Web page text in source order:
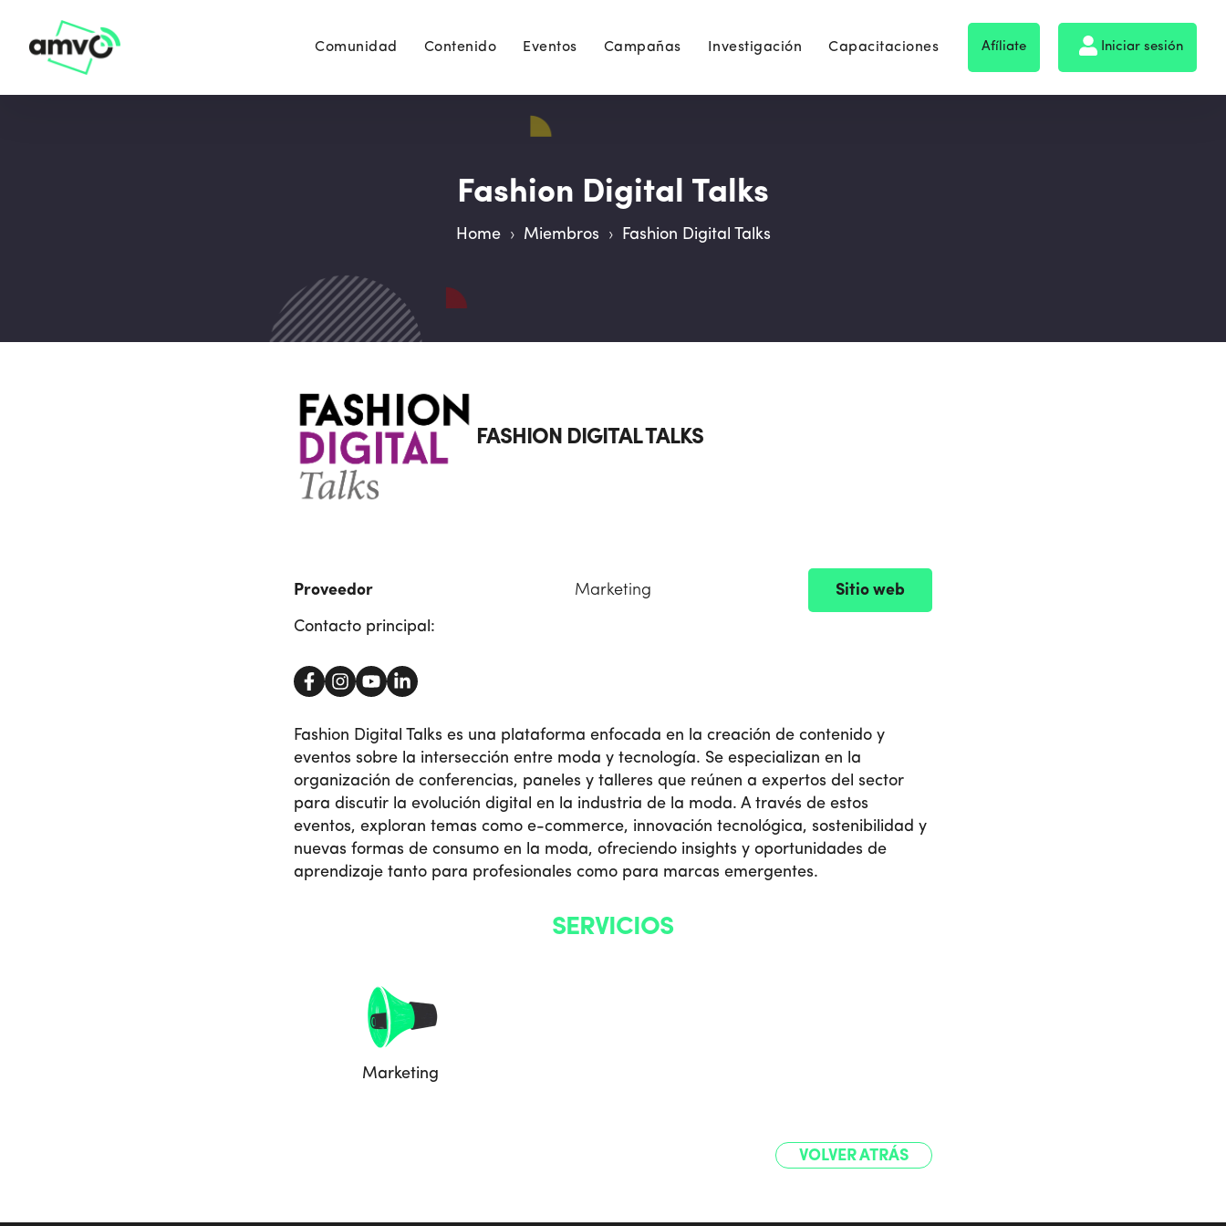
Comunidad Contenido Eventos Campañas Investigación Capacitaciones Afíliate Iniciar sesión
Fashion Digital Talks
Home › Miembros › Fashion Digital Talks
FASHION DIGITAL TALKS
Proveedor Marketing Sitio web
Contacto principal:
Fashion Digital Talks es una plataforma enfocada en la creación de contenido y
eventos sobre la intersección entre moda y tecnología. Se especializan en la
organización de conferencias, paneles y talleres que reúnen a expertos del sector
para discutir la evolución digital en la industria de la moda. A través de estos
eventos, exploran temas como e-commerce, innovación tecnológica, sostenibilidad y
nuevas formas de consumo en la moda, ofreciendo insights y oportunidades de
aprendizaje tanto para profesionales como para marcas emergentes.
SERVICIOS
Marketing
VOLVER ATRÁS